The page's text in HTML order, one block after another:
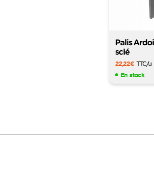
Palis
scié
22,22€ TTC/u
En stock